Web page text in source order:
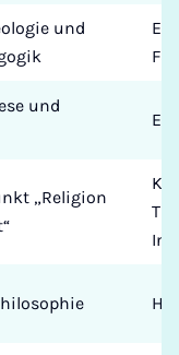
und
und
„Religion